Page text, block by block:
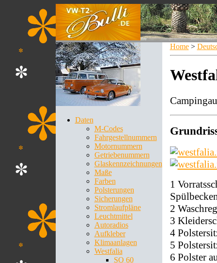
Daten
M-Codes
Fahrgestellnummern
Motornummern
Getriebenummern
Glaskennzeichnungen
Maße
Farben
Polsterungen
Sicherungen
Stromlaufpläne
Leuchtmittel
Autoradios
Aufkleber
Klimaanlagen
Westfalia
SO 60
Home >
1
2
3
4
5
6 Polster